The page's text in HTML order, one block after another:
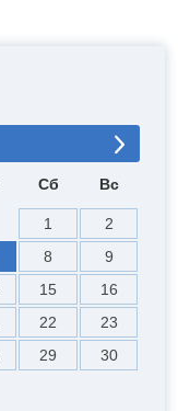
Сб Вс
1
2
8
9
15
16
22
23
29
30